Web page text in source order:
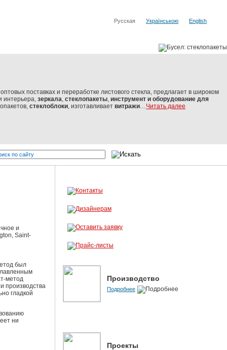
Русская Українською English
поставках и переработке листового стекла, предлагает в широком
интерьера, зеркала, стеклопакеты, инструмент и оборудование для
стеклоблоки, изготавливает витражи…Читать далее
производителей Бусел - резка стекла, обработка
и
Saint-
был
метод
производства
гладкой
ни
Производство
Подробнее
Проекты